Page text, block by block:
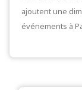
ajoutent une
événements à